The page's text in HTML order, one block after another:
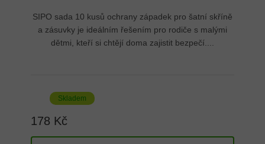
SIPO sada 10 kusů ochrany západek pro šatní skříně
a zásuvky je ideálním řešením pro rodiče s malými
dětmi, kteří si chtějí doma zajistit bezpečí....
Skladem
178 Kč